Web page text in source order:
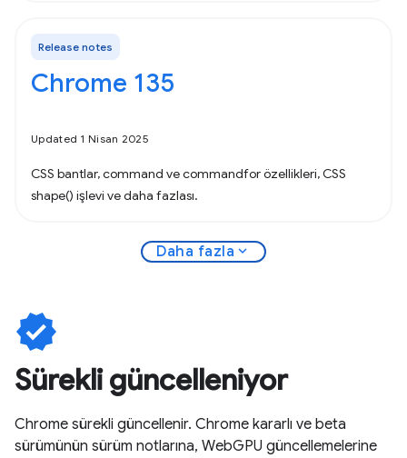
Release notes
Chrome 135
Updated 1 Nisan 2025
CSS bantlar, command ve commandfor özellikleri, CSS
shape() işlevi ve daha fazlası.
Daha fazla expand_more
verified
Sürekli güncelleniyor
Chrome sürekli güncellenir. Chrome kararlı ve beta
sürümünün sürüm notlarına, WebGPU güncellemelerine